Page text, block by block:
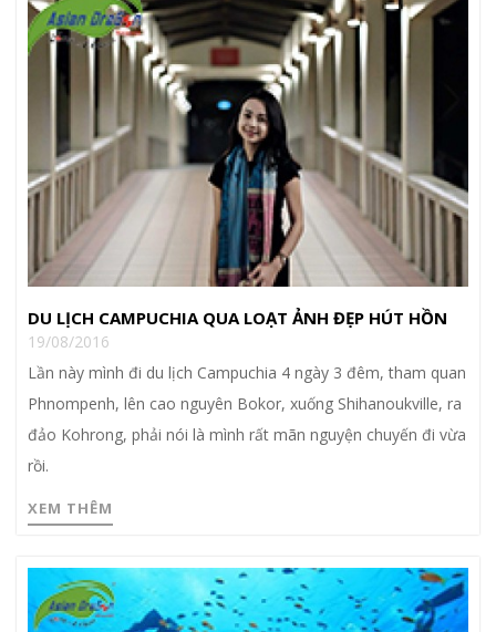
DU LỊCH CAMPUCHIA QUA LOẠT ẢNH ĐẸP HÚT HỒN
19/08/2016
Lần này mình đi du lịch Campuchia 4 ngày 3 đêm, tham quan
Phnompenh, lên cao nguyên Bokor, xuống Shihanoukville, ra
đảo Kohrong, phải nói là mình rất mãn nguyện chuyến đi vừa
rồi.
XEM THÊM